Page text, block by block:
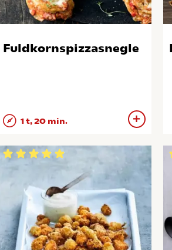
Fuldkornspizzasnegle
1 t, 20 min.